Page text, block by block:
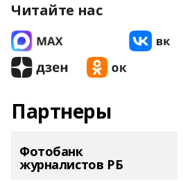
Читайте нас
Партнеры
Фотобанк
журналистов РБ